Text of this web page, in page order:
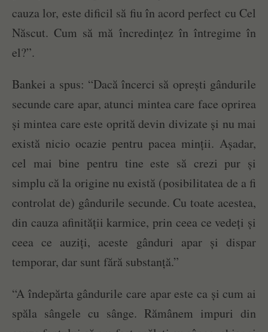
cauza lor, este dificil să fiu în acord perfect cu Cel
Născut. Cum să mă încredințez în întregime în
el?”.
Bankei a spus: “Dacă încerci să oprești gândurile
secunde care apar, atunci mintea care face oprirea
și mintea care este oprită devin divizate și nu mai
există nicio ocazie pentru pacea minții. Așadar,
cel mai bine pentru tine este să crezi pur și
simplu că la origine nu există (posibilitatea de a fi
controlat de) gândurile secunde. Cu toate acestea,
din cauza afinității karmice, prin ceea ce vedeți și
ceea ce auziți, aceste gânduri apar și dispar
temporar, dar sunt fără substanță.”
“A îndepărta gândurile care apar este ca și cum ai
spăla sângele cu sânge. Rămânem impuri din